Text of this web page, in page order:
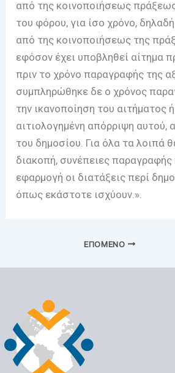
από της κοινοποιήσεως
του φόρου, για ίσο χρόνο, δηλαδή
από της κοινοποιήσεως της
εφόσον έχει υποβληθεί αίτημα
πριν το χρόνο παραγραφής της
συμπληρώθηκε δε ο χρόνος
την ικανοποίηση του αιτήματος
αιτιολογημένη απόρριψη αυτού,
του δημοσίου. Για όλα τα λοιπά
διακοπή, συνέπειες παραγραφής
εφαρμογή οι διατάξεις περί
όπως εκάστοτε ισχύουν.».
ΕΠΌΜΕΝΟ